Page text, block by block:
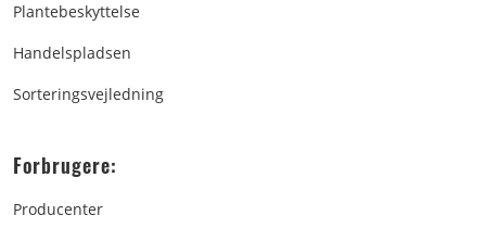
Plantebeskyttelse
Handelspladsen
Sorteringsvejledning
Forbrugere:
Producenter